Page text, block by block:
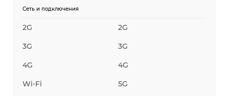
Сеть и подключения
2G
3G
4G
Wi-Fi
2G
3G
4G
5G